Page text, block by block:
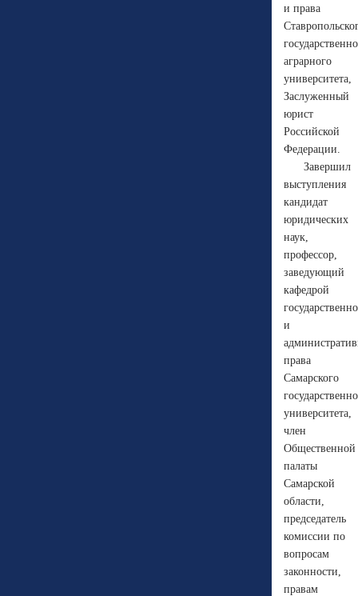
и права
аграрного
университета,
Заслуженный
юрист
Российской
Федерации.
Завершил
выступления
кандидат
юридических
наук,
профессор,
заведующий
кафедрой
и
права
Самарского
университета,
член
Общественной
палаты
Самарской
области,
председатель
комиссии по
вопросам
законности,
правам